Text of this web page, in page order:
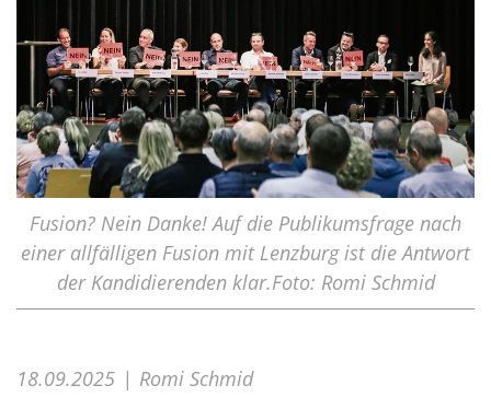
Fusion? Nein Danke! Auf die Publikumsfrage nach
einer allfälligen Fusion mit Lenzburg ist die Antwort
der Kandidierenden klar.Foto: Romi Schmid
18.09.2025 Romi Schmid